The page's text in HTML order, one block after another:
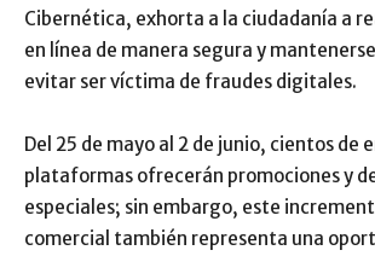
Cibernética, exhorta a la ciudadanía a
en línea de manera segura y
evitar ser víctima de fraudes digitales.
Del 25 de mayo al 2 de junio, cientos de
plataformas ofrecerán promociones y
especiales; sin embargo, este
comercial también representa una